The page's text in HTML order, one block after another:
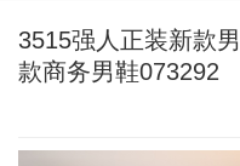
3515强人正装新款
款商务男鞋073292